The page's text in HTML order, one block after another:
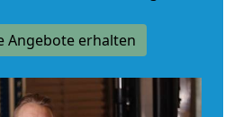
Angebote erhalten